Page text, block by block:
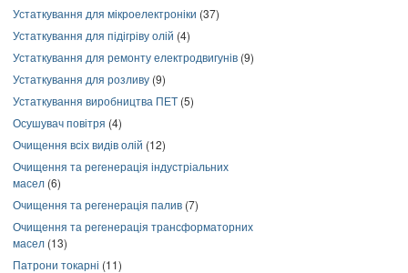
Устаткування для мікроелектроніки (37)
Устаткування для підігріву олій (4)
Устаткування для ремонту електродвигунів (9)
Устаткування для розливу (9)
Устаткування виробництва ПЕТ (5)
Осушувач повітря (4)
Очищення всіх видів олій (12)
Очищення та регенерація індустріальних
масел (6)
Очищення та регенерація палив (7)
Очищення та регенерація трансформаторних
масел (13)
Патрони токарні (11)